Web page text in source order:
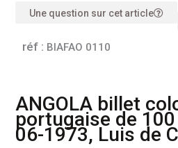
Une question sur cet article
réf : BIAFAO 0110
ANGOLA billet
portugaise de
06-1973, Luis de